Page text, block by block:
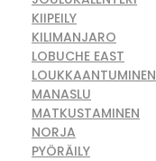
KIIPEILY
KILIMANJARO
LOBUCHE EAST
LOUKKAANTUMINEN
MANASLU
MATKUSTAMINEN
NORJA
PYÖRÄILY